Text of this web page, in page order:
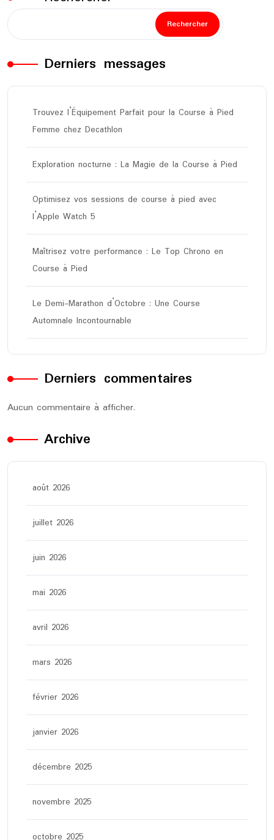
Rechercher
Derniers messages
Trouvez l’Équipement Parfait pour la Course à Pied
Femme chez Decathlon
Exploration nocturne : La Magie de la Course à Pied
Optimisez vos sessions de course à pied avec
l’Apple Watch 5
Maîtrisez votre performance : Le Top Chrono en
Course à Pied
Le Demi-Marathon d’Octobre : Une Course
Automnale Incontournable
Derniers commentaires
Aucun commentaire à afficher.
Archive
août 2026
juillet 2026
juin 2026
mai 2026
avril 2026
mars 2026
février 2026
janvier 2026
décembre 2025
novembre 2025
octobre 2025